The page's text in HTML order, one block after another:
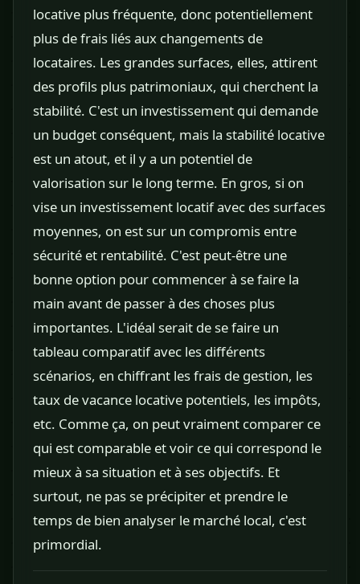
locative plus fréquente, donc potentiellement
plus de frais liés aux changements de
locataires. Les grandes surfaces, elles, attirent
des profils plus patrimoniaux, qui cherchent la
stabilité. C'est un investissement qui demande
un budget conséquent, mais la stabilité locative
est un atout, et il y a un potentiel de
valorisation sur le long terme. En gros, si on
vise un investissement locatif avec des surfaces
moyennes, on est sur un compromis entre
sécurité et rentabilité. C'est peut-être une
bonne option pour commencer à se faire la
main avant de passer à des choses plus
importantes. L'idéal serait de se faire un
tableau comparatif avec les différents
scénarios, en chiffrant les frais de gestion, les
taux de vacance locative potentiels, les impôts,
etc. Comme ça, on peut vraiment comparer ce
qui est comparable et voir ce qui correspond le
mieux à sa situation et à ses objectifs. Et
surtout, ne pas se précipiter et prendre le
temps de bien analyser le marché local, c'est
primordial.